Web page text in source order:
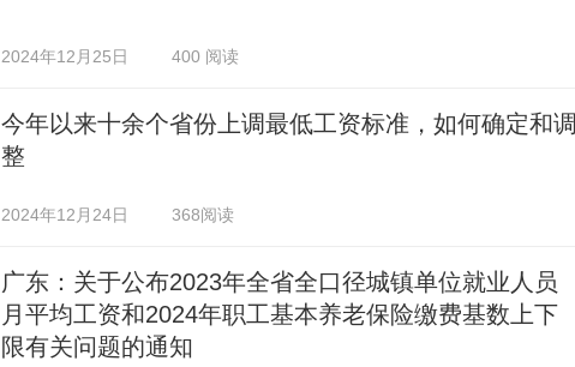
2024年12月25日 400 阅读
今年以来十余个省份上调最低工资标准，如何确定和调
整
2024年12月24日 368阅读
广东：关于公布2023年全省全口径城镇单位就业人员
月平均工资和2024年职工基本养老保险缴费基数上下
限有关问题的通知